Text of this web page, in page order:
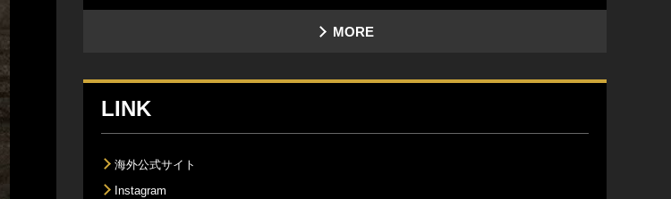
MORE
LINK
海外公式サイト
Instagram